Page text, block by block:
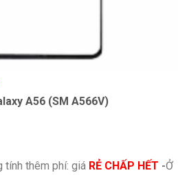
A56 (SM A566V)
tính thêm phí: giá RẺ CHẤP HẾT -Ở